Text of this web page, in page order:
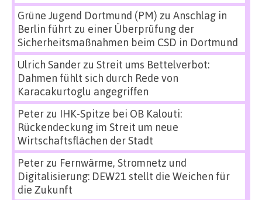
Grüne Jugend Dortmund (PM) zu Anschlag in
Berlin führt zu einer Überprüfung der
Sicherheitsmaßnahmen beim CSD in Dortmund
Ulrich Sanderzu Streit ums Bettelverbot:
Dahmen fühlt sich durch Rede von
Karacakurtoglu angegriffen
Peterzu IHK-Spitze bei OB Kalouti:
Rückendeckung im Streit um neue
Wirtschaftsflächen der Stadt
Peterzu Fernwärme, Stromnetz und
Digitalisierung: DEW21 stellt die Weichen für
die Zukunft